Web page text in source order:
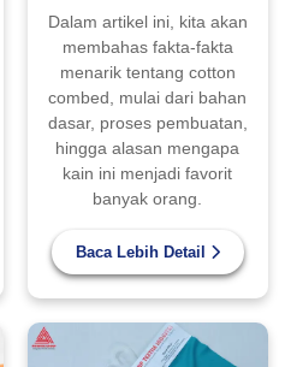
Dalam artikel ini, kita akan
membahas fakta-fakta
menarik tentang cotton
combed, mulai dari bahan
dasar, proses pembuatan,
hingga alasan mengapa
kain ini menjadi favorit
banyak orang.
Baca Lebih Detail